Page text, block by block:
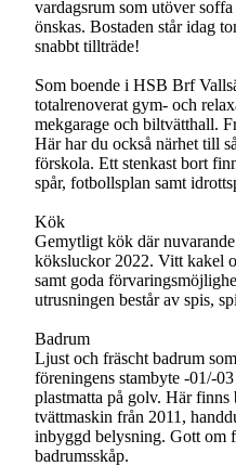
vardagsrum som utöver
önskas. Bostaden står idag
snabbt tillträde!
Som boende i HSB Brf
totalrenoverat gym- och
mekgarage och biltvätthall.
Här har du också närhet till
förskola. Ett stenkast bort
spår, fotbollsplan samt
Kök
Gemytligt kök där
köksluckor 2022. Vitt kakel
samt goda
utrusningen består av spis,
Badrum
Ljust och fräscht badrum
föreningens stambyte -01/-
plastmatta på golv. Här finns
tvättmaskin från 2011,
inbyggd belysning. Gott om
badrumsskåp.